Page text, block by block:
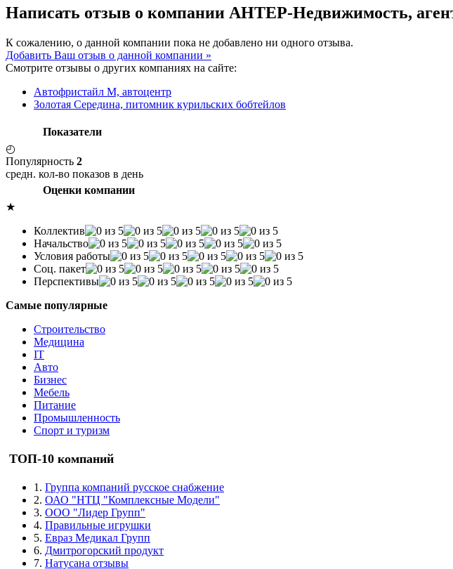
Написать отзыв о компании АНТЕР-Недвижимость,
К сожалению, о данной компании пока не добавлено ни одного отзыва.
Добавить Ваш отзыв о данной компании »
Смотрите отзывы о других компаниях на сайте:
Автофристайл М, автоцентр
Золотая Середина, питомник курильских бобтейлов
Показатели
◴
Популярность 2
средн. кол-во показов в день
Оценки компании
★
Коллектив
Начальство
Условия работы
Соц. пакет
Перспективы
Самые популярные
Строительство
Медицина
IT
Авто
Бизнес
Мебель
Питание
Промышленность
Спорт и туризм
ТОП-10 компаний
1. Группа компаний русское снабжение
2. ОАО "НТЦ "Комплексные Модели"
3. ООО "Лидер Групп"
4. Правильные игрушки
5. Евраз Медикал Групп
6. Дмитрогорский продукт
7. Натусана отзывы